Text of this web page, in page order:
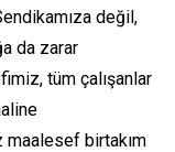
değil,
da zarar
tüm çalışanlar
birtakım